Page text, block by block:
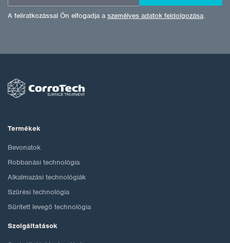
A feliratkozással Ön elfogadja a személyes adatok feldolgozása.
Termékek
Bevonatok
Robbanási technológia
Alkalmazási technológiák
Szűrési technológia
Sűrített levegő technológia
Szolgáltatások